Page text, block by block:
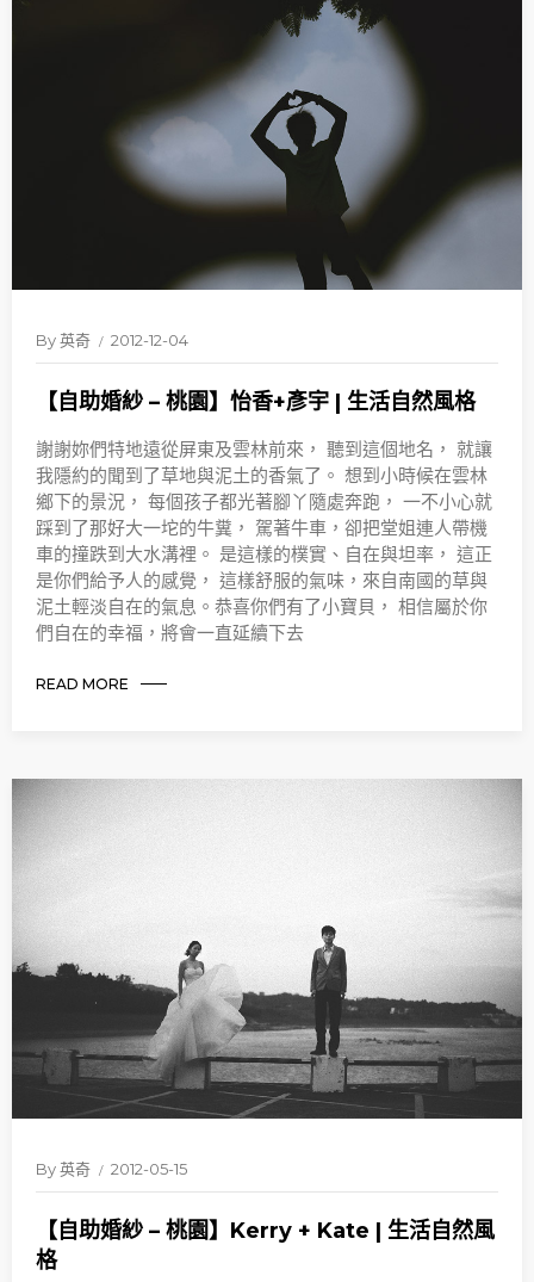
By英奇 2012-12-04
【自助婚紗 – 桃園】怡香+彥宇 | 生活自然風格
謝謝妳們特地遠從屏東及雲林前來， 聽到這個地名， 就讓
我隱約的聞到了草地與泥土的香氣了。 想到小時候在雲林
鄉下的景況， 每個孩子都光著腳丫隨處奔跑， 一不小心就
踩到了那好大一坨的牛糞， 駕著牛車，卻把堂姐連人帶機
車的撞跌到大水溝裡。 是這樣的樸實、自在與坦率， 這正
是你們給予人的感覺， 這樣舒服的氣味，來自南國的草與
泥土輕淡自在的氣息。恭喜你們有了小寶貝， 相信屬於你
們自在的幸福，將會一直延續下去
READ MORE
By英奇 2012-05-15
【自助婚紗 – 桃園】Kerry + Kate | 生活自然風
格